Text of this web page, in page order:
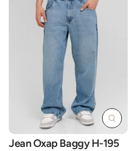
Jean Oxap Baggy H-195